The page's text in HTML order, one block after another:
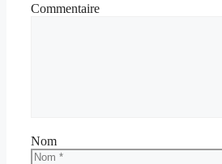
Commentaire
Nom